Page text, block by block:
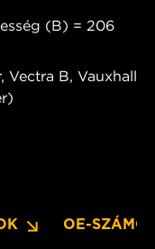
(B) = 206
Vectra B, Vauxhall
OE-